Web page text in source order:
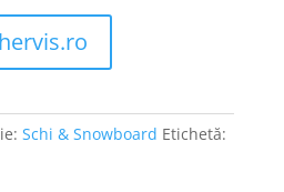
Schi & Snowboard Etichetă: